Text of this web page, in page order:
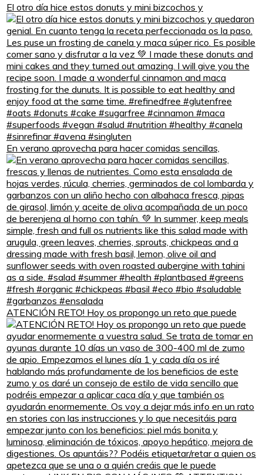
El otro día hice estos donuts y mini bizcochos y
En verano aprovecha para hacer comidas sencillas,
ATENCIÓN RETO! Hoy os propongo un reto que puede